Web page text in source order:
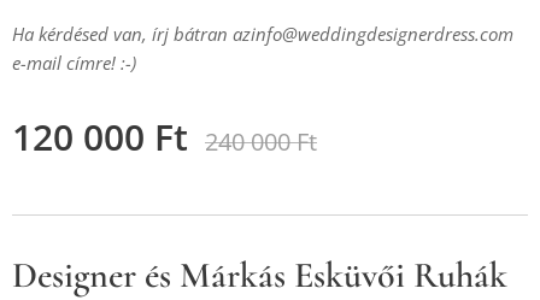
Ha kérdésed van, írj bátran azinfo@weddingdesignerdress.com
e-mail címre! :-)
120 000 Ft 240 000Ft
Designer és Márkás Esküvői Ruhák